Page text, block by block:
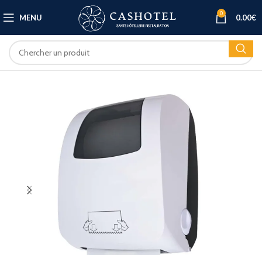
MENU 0 0.00€